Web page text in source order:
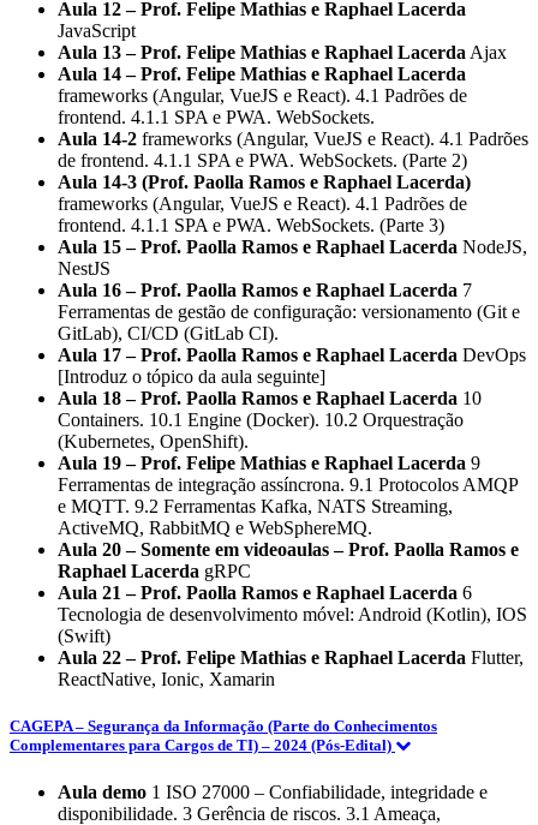
Aula 12 – Prof. Felipe Mathias e Raphael Lacerda
JavaScript
Aula 13 – Prof. Felipe Mathias e Raphael Lacerda Ajax
Aula 14 – Prof. Felipe Mathias e Raphael Lacerda
frameworks (Angular, VueJS e React). 4.1 Padrões de
frontend. 4.1.1 SPA e PWA. WebSockets.
Aula 14-2 frameworks (Angular, VueJS e React). 4.1 Padrões
de frontend. 4.1.1 SPA e PWA. WebSockets. (Parte 2)
Aula 14-3 (Prof. Paolla Ramos e Raphael Lacerda)
frameworks (Angular, VueJS e React). 4.1 Padrões de
frontend. 4.1.1 SPA e PWA. WebSockets. (Parte 3)
Aula 15 – Prof. Paolla Ramos e Raphael Lacerda NodeJS,
NestJS
Aula 16 – Prof. Paolla Ramos e Raphael Lacerda 7
Ferramentas de gestão de configuração: versionamento (Git e
GitLab), CI/CD (GitLab CI).
Aula 17 – Prof. Paolla Ramos e Raphael Lacerda DevOps
[Introduz o tópico da aula seguinte]
Aula 18 – Prof. Paolla Ramos e Raphael Lacerda 10
Containers. 10.1 Engine (Docker). 10.2 Orquestração
(Kubernetes, OpenShift).
Aula 19 – Prof. Felipe Mathias e Raphael Lacerda 9
Ferramentas de integração assíncrona. 9.1 Protocolos AMQP
e MQTT. 9.2 Ferramentas Kafka, NATS Streaming,
ActiveMQ, RabbitMQ e WebSphereMQ.
Aula 20 – Somente em videoaulas – Prof. Paolla Ramos e
Raphael Lacerda gRPC
Aula 21 – Prof. Paolla Ramos e Raphael Lacerda 6
Tecnologia de desenvolvimento móvel: Android (Kotlin), IOS
(Swift)
Aula 22 – Prof. Felipe Mathias e Raphael Lacerda Flutter,
ReactNative, Ionic, Xamarin
CAGEPA – Segurança da Informação (Parte do Conhecimentos
Complementares para Cargos de TI) – 2024 (Pós-Edital)
Aula demo 1 ISO 27000 – Confiabilidade, integridade e
disponibilidade. 3 Gerência de riscos. 3.1 Ameaça,